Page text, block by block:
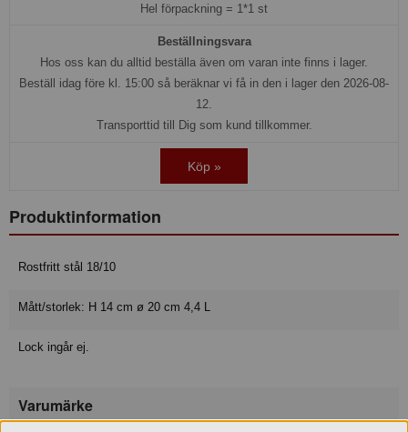
Hel förpackning = 1*1 st
Beställningsvara
Hos oss kan du alltid beställa även om varan inte finns i lager.
Beställ idag före kl. 15:00 så beräknar vi få in den i lager den 2026-08-
12.
Transporttid till Dig som kund tillkommer.
Köp »
Produktinformation
Rostfritt stål 18/10
Mått/storlek: H 14 cm ø 20 cm 4,4 L
Lock ingår ej.
Varumärke
Exxent